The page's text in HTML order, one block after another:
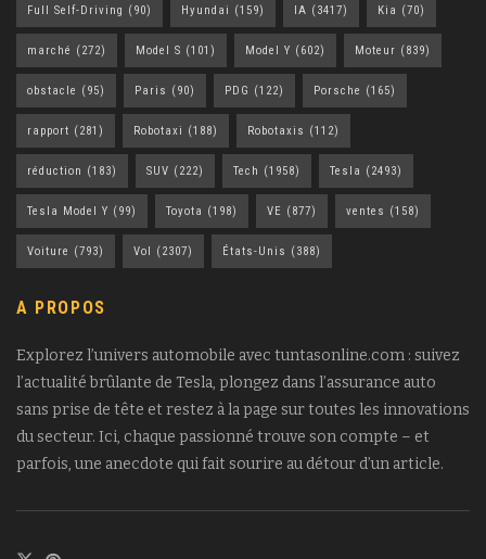
Full Self-Driving (90) Hyundai (159) IA (3417) Kia (70)
marché (272) Model S (101) Model Y (602) Moteur (839)
obstacle (95) Paris (90) PDG (122) Porsche (165)
rapport (281) Robotaxi (188) Robotaxis (112)
réduction (183) SUV (222) Tech (1958) Tesla (2493)
Tesla Model Y (99) Toyota (198) VE (877) ventes (158)
Voiture (793) Vol (2307) États-Unis (388)
A PROPOS
Explorez l’univers automobile avec tuntasonline.com : suivez
l’actualité brûlante de Tesla, plongez dans l’assurance auto
sans prise de tête et restez à la page sur toutes les innovations
du secteur. Ici, chaque passionné trouve son compte – et
parfois, une anecdote qui fait sourire au détour d’un article.